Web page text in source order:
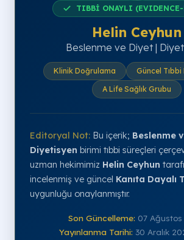
TIBBİ ONAYLI (EVIDENCE-
Helin Ceyhun
Beslenme ve Diyet |
Klinik Doğrulama
Güncel
A Life Sağlık Grubu
Editoryal Not: Bu içerik; Beslenme
Diyetisyen birimi tıbbi süreçleri
uzman hekimimiz Helin Ceyhun
incelenmiş ve güncel Kanıta Dayalı
uygunluğu onaylanmıştır.
Son Güncelleme: 07
Yayınlanma Tarihi: 30 Aralık